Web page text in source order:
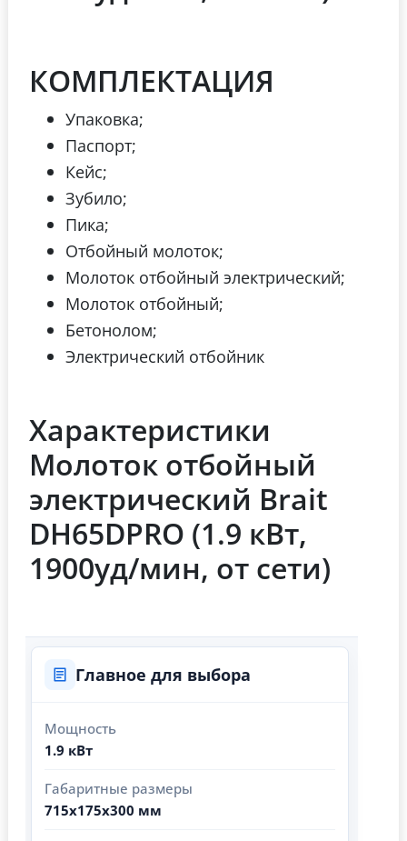
КОМПЛЕКТАЦИЯ
Упаковка;
Паспорт;
Кейс;
Зубило;
Пика;
Отбойный молоток;
Молоток отбойный электрический;
Молоток отбойный;
Бетонолом;
Электрический отбойник
Характеристики
Молоток отбойный
электрический Brait
DH65DPRO (1.9 кВт,
1900уд/мин, от сети)
Главное для выбора
Мощность
1.9 кВт
Габаритные размеры
715х175х300 мм